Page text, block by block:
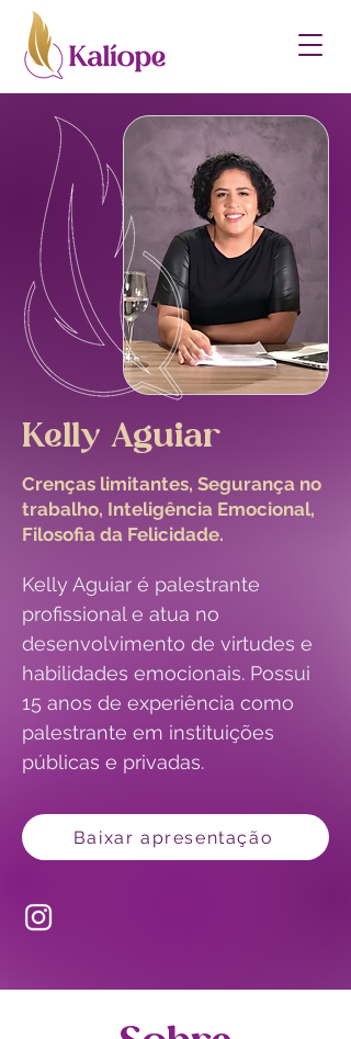
Kelly Aguiar
Crenças limitantes, Segurança no
trabalho, Inteligência Emocional,
Filosofia da Felicidade.
Kelly Aguiar é palestrante
profissional e atua no
desenvolvimento de virtudes e
habilidades emocionais. Possui
15 anos de experiência como
palestrante em instituições
públicas e privadas.
Baixar apresentação